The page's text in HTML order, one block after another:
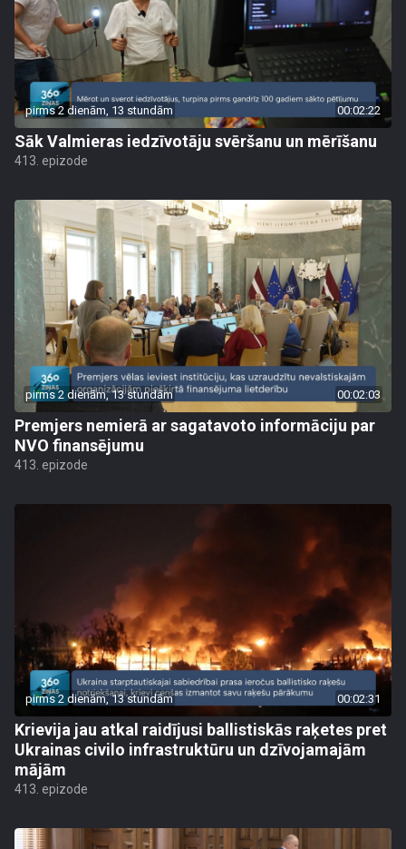
pirms 2 dienām, 13 stundām 00:02:22
Sāk Valmieras iedzīvotāju svēršanu un mērīšanu
413. epizode
pirms 2 dienām, 13 stundām 00:02:03
Premjers nemierā ar sagatavoto informāciju par
NVO finansējumu
413. epizode
pirms 2 dienām, 13 stundām 00:02:31
Krievija jau atkal raidījusi ballistiskās raķetes pret
Ukrainas civilo infrastruktūru un dzīvojamajām
mājām
413. epizode